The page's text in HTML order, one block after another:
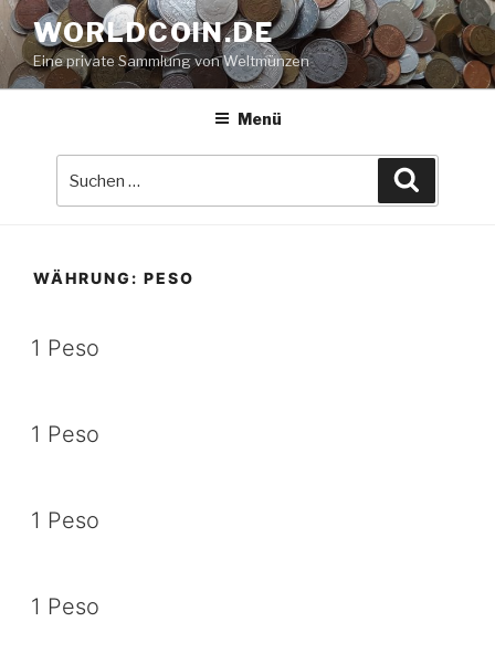
Zum
Inhalt
springen
WORLDCOIN.DE
Eine private Sammlung von Weltmünzen
Menü
WÄHRUNG: PESO
1 Peso
1 Peso
1 Peso
1 Peso